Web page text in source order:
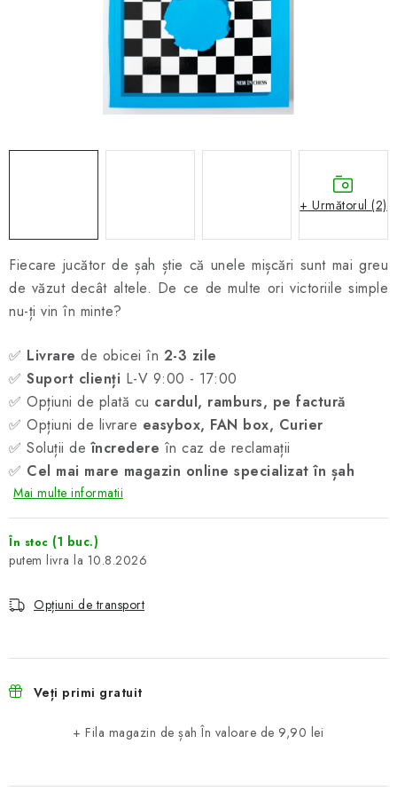
Fiecare jucător de șah știe că unele mișcări sunt mai greu
de văzut decât altele. De ce de multe ori victoriile simple
nu-ți vin în minte?
✅ Livrare de obicei în 2-3 zile
✅ Suport clienți L-V 9:00 - 17:00
✅ Opțiuni de plată cu cardul, ramburs, pe factură
✅ Opțiuni de livrare easybox, FAN box, Curier
✅ Soluții deîncredere în caz de reclamații
✅ Cel mai mare magazin online specializat în șah
Mai multe informatii
În stoc (1 buc.)
10.8.2026
Opțiuni de transport
Veți primi gratuit
+ Fila magazin de șahÎn valoare de 9,90 lei
+ Următorul (2)